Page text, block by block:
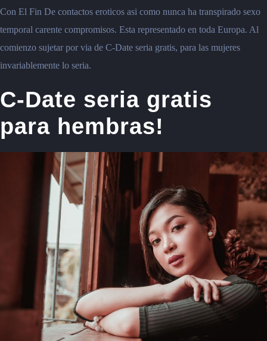
Con El Fin De contactos eroticos asi como nunca ha transpirado sexo
temporal carente compromisos. Esta representado en toda Europa. Al
comienzo sujetar por via de C-Date seria gratis, para las mujeres
invariablemente lo seria.
C-Date seria gratis
para hembras!